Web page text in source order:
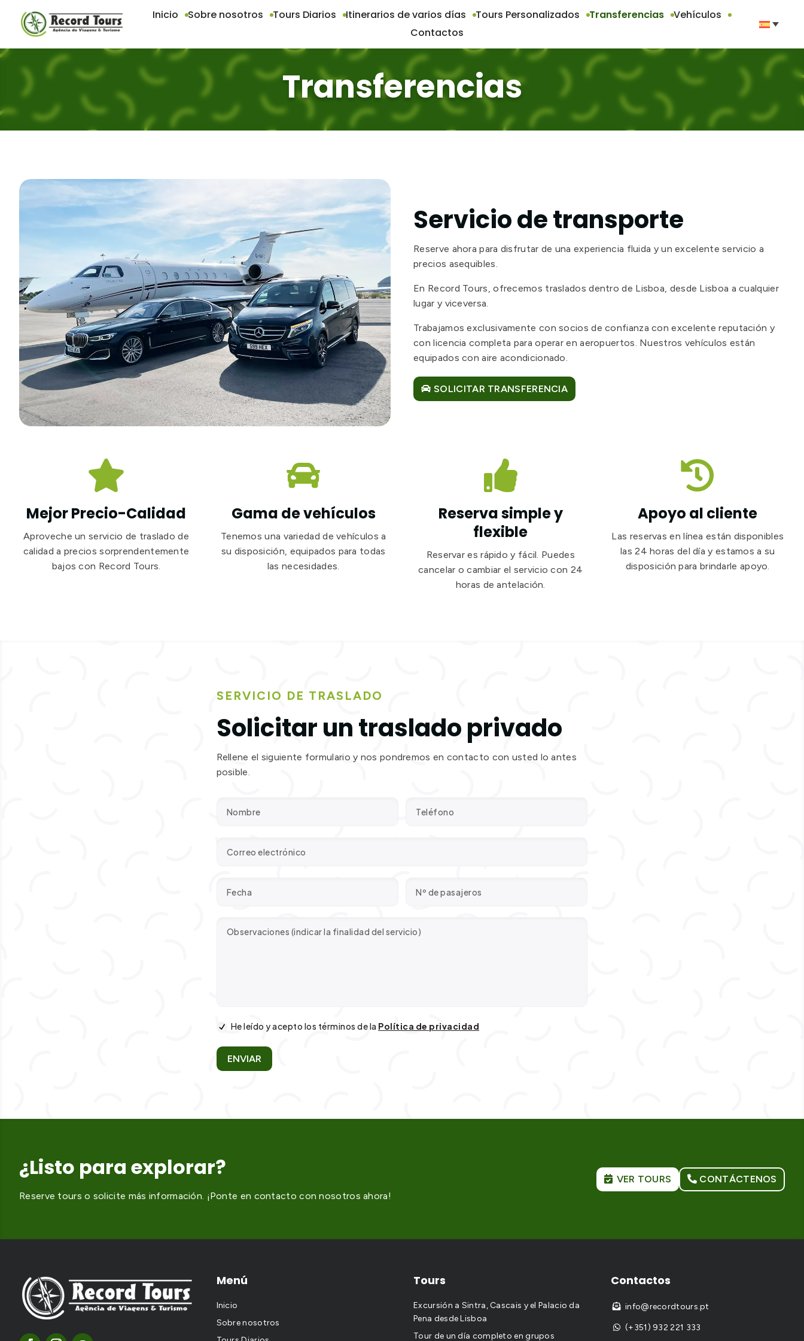
Inicio Sobre nosotros Tours Diarios Itinerarios de varios días Tours Personalizados Transferencias
Vehículos
Contactos
Transferencias
Servicio de transporte
Reserve ahora para disfrutar de una experiencia fluida y un excelente servicio a
precios asequibles.
En Record Tours, ofrecemos traslados dentro de Lisboa, desde Lisboa a cualquier
lugar y viceversa.
Trabajamos exclusivamente con socios de confianza con excelente reputación y
con licencia completa para operar en aeropuertos. Nuestros vehículos están
equipados con aire acondicionado.
SOLICITAR TRANSFERENCIA

Mejor Precio-Calidad
Aproveche un servicio de traslado de
calidad a precios sorprendentemente
bajos con Record Tours.

Gama de vehículos
Tenemos una variedad de vehículos a
su disposición, equipados para todas
las necesidades.

Reserva simple y
flexible
Reservar es rápido y fácil. Puedes
cancelar o cambiar el servicio con 24
horas de antelación.

Apoyo al cliente
Las reservas en línea están disponibles
las 24 horas del día y estamos a su
disposición para brindarle apoyo.
SERVICIO DE TRASLADO
Solicitar un traslado privado
Rellene el siguiente formulario y nos pondremos en contacto con usted lo antes
posible.
He leído y acepto los términos de la Política de privacidad
ENVIAR
¿Listo para explorar?
Reserve tours o solicite más información. ¡Ponte en contacto con nosotros ahora!
VER TOURS CONTÁCTENOS
Menú
Inicio
Sobre nosotros
Tours
Excursión a Sintra, Cascais y el Palacio da
Pena desde Lisboa
Tour de un día completo en grupos
Contactos
 info@recordtours.pt
 (+351) 932 221 333